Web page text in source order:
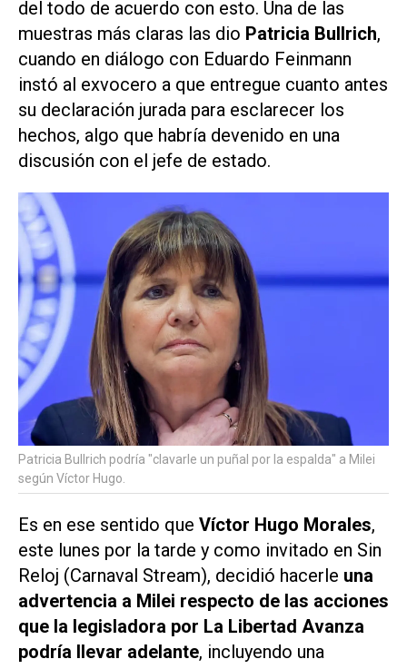
del todo de acuerdo con esto. Una de las
muestras más claras las dio Patricia Bullrich,
cuando en diálogo con Eduardo Feinmann
instó al exvocero a que entregue cuanto antes
su declaración jurada para esclarecer los
hechos, algo que habría devenido en una
discusión con el jefe de estado.
Patricia Bullrich podría "clavarle un puñal por la espalda" a Milei
según Víctor Hugo.
Es en ese sentido que Víctor Hugo Morales,
este lunes por la tarde y como invitado en Sin
Reloj (Carnaval Stream), decidió hacerle una
advertencia a Milei respecto de las acciones
que la legisladora por La Libertad Avanza
podría llevar adelante, incluyendo una